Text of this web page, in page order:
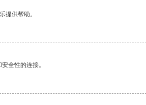
提供帮助。
全性的连接。